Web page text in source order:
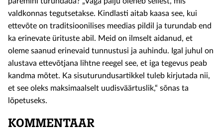
valdkonnas tegutsetakse. Kindlasti aitab kaasa see, kui
ettevõte on traditsioonilises meedias pildil ja turundab end
ka erinevate ürituste abil. Meid on ilmselt aidanud, et
oleme saanud erinevaid tunnustusi ja auhindu. Igal juhul on
alustava ettevõtjana lihtne reegel see, et iga tegevus peab
kandma mõtet. Ka sisuturundusartikkel tuleb kirjutada nii,
et see oleks maksimaalselt uudisväärtuslik,“ sõnas ta
lõpetuseks.
KOMMENTAAR